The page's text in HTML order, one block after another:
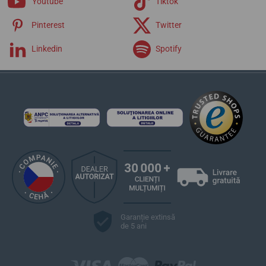
Extra
Pinterest Twitter
Linkedin Spotify
Garanție extinsă
de 5 ani